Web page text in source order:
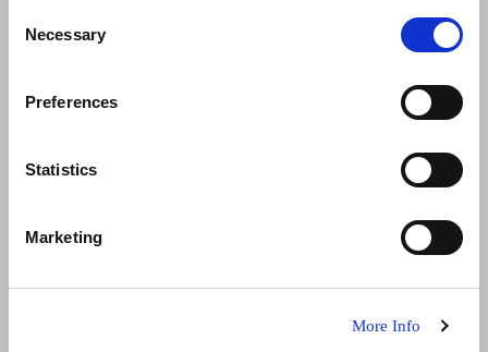
Selection
Necessary
Preferences
Statistics
Marketing
More Info
الأخبار
ضمان أفضل سعر
إعلان ملفات تعريف الارتباط
خريطة المواقع